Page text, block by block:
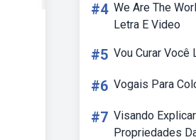
#4 We Are The
Letra E Video
#5 Vou Curar Você
#6 Vogais Para
#7 Visando
Propriedades